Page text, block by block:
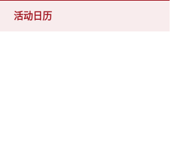
活动日历